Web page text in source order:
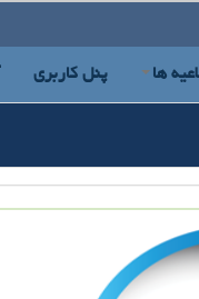
ها پنل کاربری